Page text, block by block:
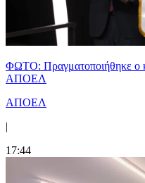
ΦΩΤΟ: Πραγματοποιήθηκε ο
ΑΠΟΕΛ
ΑΠΟΕΛ
|
17:44